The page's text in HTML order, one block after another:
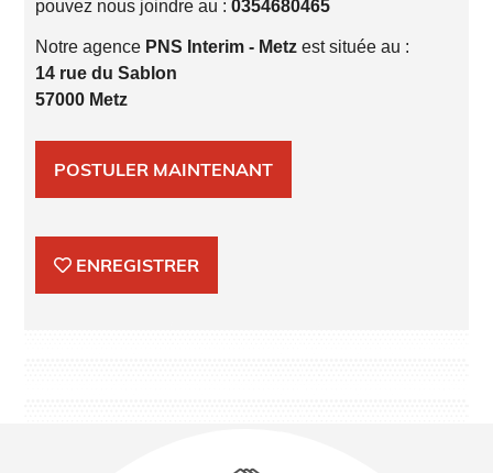
pouvez nous joindre au :0354680465
Notre agence PNS Interim - Metzest située au :
14 rue du Sablon
57000 Metz
POSTULER MAINTENANT
ENREGISTRER